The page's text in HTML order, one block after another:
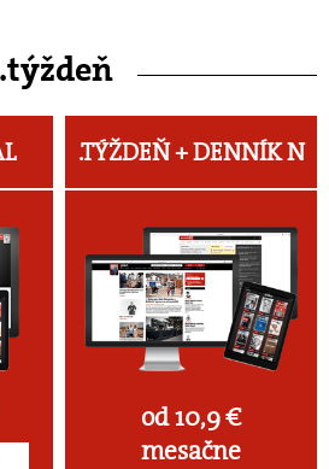
.TÝŽDEŇ +DENNÍK N
od 10,9 €
mesačne